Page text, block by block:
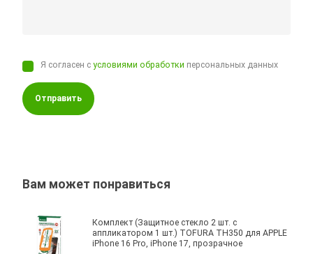
Я согласен сусловиями обработки персональных данных
Отправить
Вам может понравиться
Комплект (Защитное стекло 2 шт. с
аппликатором 1 шт.) TOFURA TH350 для APPLE
iPhone 16 Pro, iPhone 17, прозрачное